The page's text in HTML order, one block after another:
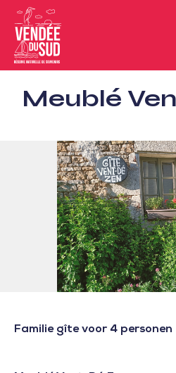
Sud
Vendée
Meublé
Familie gîte voor 4 personen